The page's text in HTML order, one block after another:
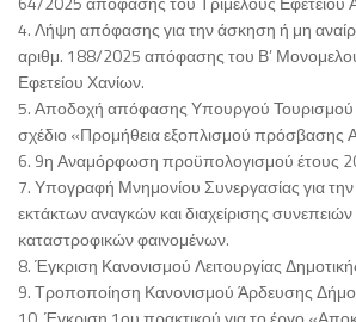
4. Λήψη απόφασης για την άσκηση ή μη
αριθμ. 188/2025 απόφασης του Β’
Εφετείου Χανίων.
5. Αποδοχή απόφασης Υπουργού Τουρισμού
σχέδιο «Προμήθεια εξοπλισμού πρόσβασης
6. 9η Αναμόρφωση προϋπολογισμού έτους
7. Υπογραφή Μνημονίου Συνεργασίας για την
εκτάκτων αναγκών και διαχείρισης
καταστροφικών φαινομένων.
8. Έγκριση Κανονισμού Λειτουργίας
9. Τροποποίηση Κανονισμού Άρδευσης